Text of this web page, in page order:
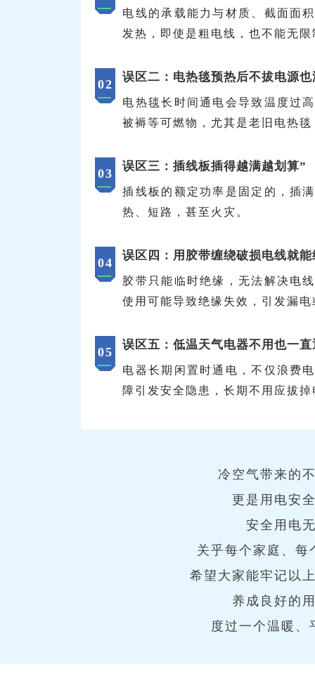
电线的承载能力与材质、截面面
发热，即使是粗电线，也不能无
02
误区二：电热毯预热后不拔电源
电热毯长时间通电会导致温度过
被褥等可燃物，尤其是老旧电热
03
误区三：插线板插得越满越划算”
插线板的额定功率是固定的，插
热、短路，甚至火灾。
04
误区四：用胶带缠绕破损电线就
胶带只能临时绝缘，无法解决电
使用可能导致绝缘失效，引发漏
05
误区五：低温天气电器不用也一
电器长期闲置时通电，不仅浪费
障引发安全隐患，长期不用应拔
冷空气带来的
更是用电安
安全用电
关乎每个家庭、每
希望大家能牢记以
养成良好的
度过一个温暖、